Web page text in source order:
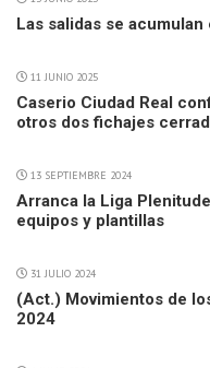
Las salidas se
11 JUNIO 2025
Caserio Ciudad Real
otros dos fichajes
13 SEPTIEMBRE 2024
Arranca la Liga
equipos y plantillas
31 JULIO 2024
(Act.) Movimientos de
2024